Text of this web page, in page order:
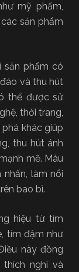
mỹ phẩm,
sản phẩm
sản phẩm có
và thu hút
thể được sử
thời trang,
khác giúp
thu hút ánh
mẽ. Màu
làm nổi
bao bì.
hiệu từ tím
tím đậm như
này đồng
thích nghi và